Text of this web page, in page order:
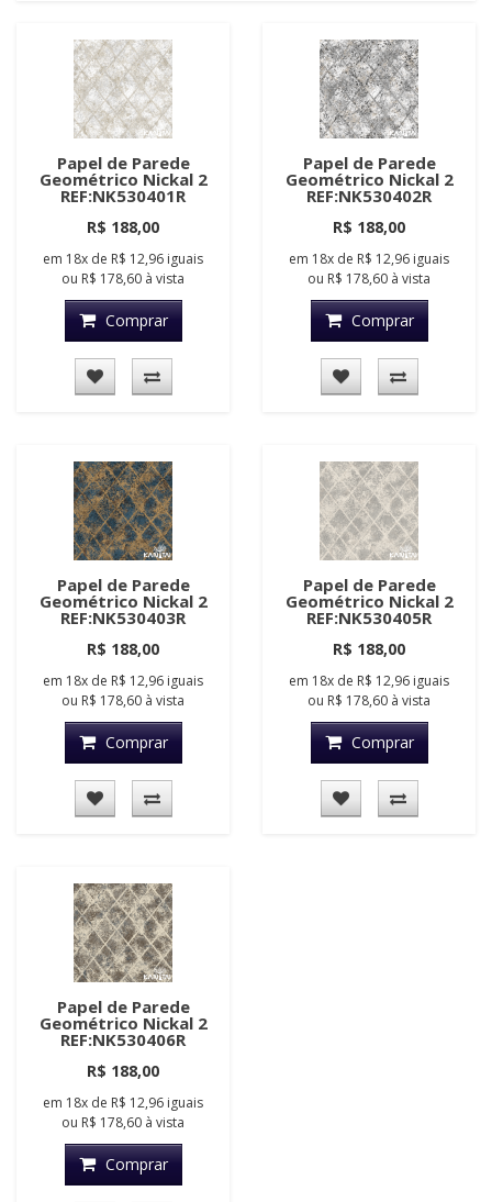
Papel de Parede
Geométrico Nickal 2
REF:NK530401R
R$ 188,00
em 18x de R$ 12,96 iguais
ou R$ 178,60 à vista
Comprar
Papel de Parede
Geométrico Nickal 2
REF:NK530402R
R$ 188,00
em 18x de R$ 12,96 iguais
ou R$ 178,60 à vista
Comprar
Papel de Parede
Geométrico Nickal 2
REF:NK530403R
R$ 188,00
em 18x de R$ 12,96 iguais
ou R$ 178,60 à vista
Comprar
Papel de Parede
Geométrico Nickal 2
REF:NK530405R
R$ 188,00
em 18x de R$ 12,96 iguais
ou R$ 178,60 à vista
Comprar
Papel de Parede
Geométrico Nickal 2
REF:NK530406R
R$ 188,00
em 18x de R$ 12,96 iguais
ou R$ 178,60 à vista
Comprar